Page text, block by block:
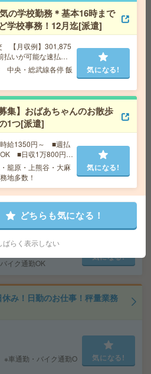
上熊谷・大麻生・石
気になる!
4日＆10-15時半勤務！人材サ
]
交 ■給与の前払いが
トロ有楽町線 麹町駅
蔵門駅徒歩5分
気になる!
日休み！日勤のお仕事！組立
イク通勤OK
気になる!
み！日勤のお仕事！秤量業務
車通勤・バイク通勤O
気になる!
の学校勤務＊基本16時まで
学校事務！12月迄[派遣]
【月収例】301,875
いが可能な速払い
中央・総武線各停 飯
気になる!
集】おばあちゃんのお散歩
1つ[派遣]
給1350円～ ■週払
■日収1万800円以
籠原・上熊谷・大麻
地多数！
気になる!
どちらも気になる！
ばらく表示しない